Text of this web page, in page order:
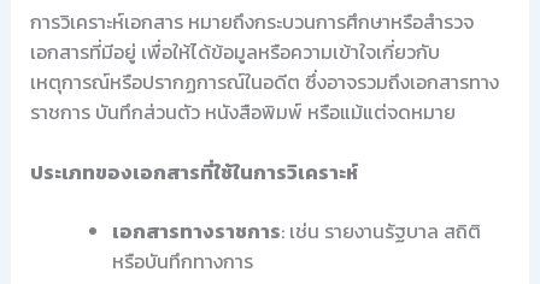
การวิเคราะห์เอกสาร หมายถึงกระบวนการศึกษาหรือสำรวจ
เอกสารที่มีอยู่ เพื่อให้ได้ข้อมูลหรือความเข้าใจเกี่ยวกับ
เหตุการณ์หรือปรากฏการณ์ในอดีต ซึ่งอาจรวมถึงเอกสารทาง
ราชการ บันทึกส่วนตัว หนังสือพิมพ์ หรือแม้แต่จดหมาย
ประเภทของเอกสารที่ใช้ในการวิเคราะห์
เอกสารทางราชการ: เช่น รายงานรัฐบาล สถิติ
หรือบันทึกทางการ